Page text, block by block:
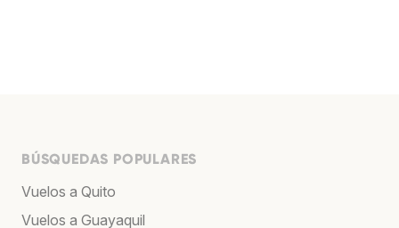
BÚSQUEDAS POPULARES
Vuelos a Quito
Vuelos a Guayaquil